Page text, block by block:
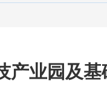
产业园及